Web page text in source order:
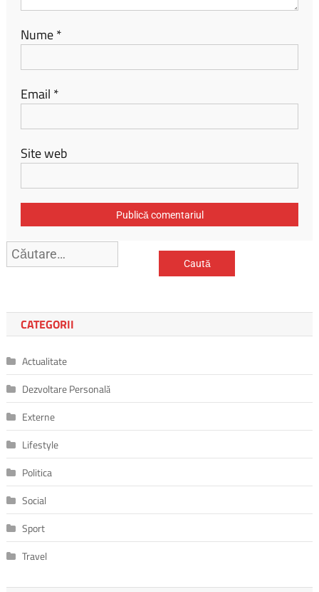
Nume*
Email *
Site web
Caută
după:
CATEGORII
Actualitate
Dezvoltare Personală
Externe
Lifestyle
Politica
Social
Sport
Travel